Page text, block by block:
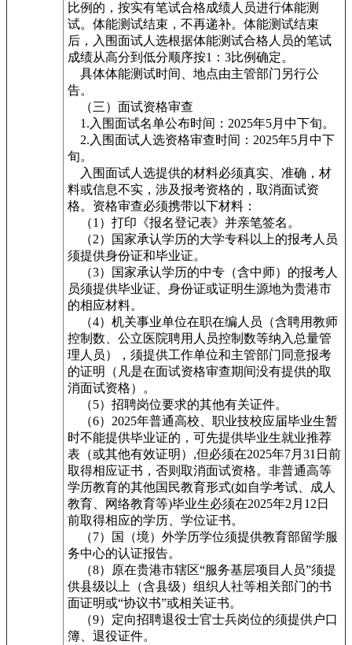
比例的，按实有笔试合格成绩人员进行体能测
试。体能测试结束，不再递补。体能测试结束
后，入围面试人选根据体能测试合格人员的笔试
成绩从高分到低分顺序按1：3比例确定。
具体体能测试时间、地点由主管部门另行公
告。
（三）面试资格审查
1.入围面试名单公布时间：2025年5月中下旬。
2.入围面试人选资格审查时间：2025年5月中下
旬。
入围面试人选提供的材料必须真实、准确，材
料或信息不实，涉及报考资格的，取消面试资
格。资格审查必须携带以下材料：
（1）打印《报名登记表》并亲笔签名。
（2）国家承认学历的大学专科以上的报考人员
须提供身份证和毕业证。
（3）国家承认学历的中专（含中师）的报考人
员须提供毕业证、身份证或证明生源地为贵港市
的相应材料。
（4）机关事业单位在职在编人员（含聘用教师
控制数、公立医院聘用人员控制数等纳入总量管
理人员），须提供工作单位和主管部门同意报考
的证明（凡是在面试资格审查期间没有提供的取
消面试资格）。
（5）招聘岗位要求的其他有关证件。
（6）2025年普通高校、职业技校应届毕业生暂
时不能提供毕业证的，可先提供毕业生就业推荐
表（或其他有效证明）,但必须在2025年7月31日前
取得相应证书，否则取消面试资格。非普通高等
学历教育的其他国民教育形式(如自学考试、成人
教育、网络教育等)毕业生必须在2025年2月12日
前取得相应的学历、学位证书。
（7）国（境）外学历学位须提供教育部留学服
务中心的认证报告。
（8）原在贵港市辖区“服务基层项目人员”须提
供县级以上（含县级）组织人社等相关部门的书
面证明或“协议书”或相关证书。
（9）定向招聘退役士官士兵岗位的须提供户口
簿、退役证件。